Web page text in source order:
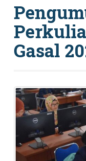
Gasal